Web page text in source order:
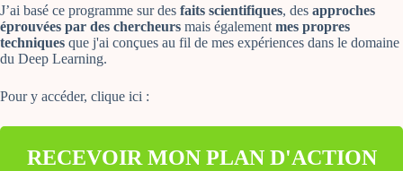
J’ai basé ce programme sur des faits scientifiques, des approches
éprouvées par des chercheurs mais également mes propres
techniques que j'ai conçues au fil de mes expériences dans le domaine
du Deep Learning.
Pour y accéder, clique ici :
RECEVOIR MON PLAN D'ACTION